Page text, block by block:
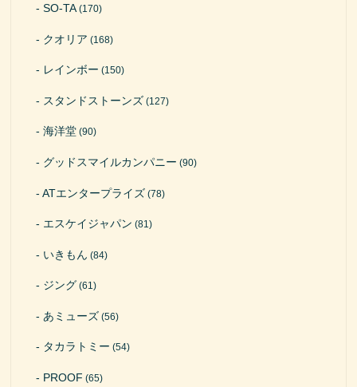
SO-TA(170)
クオリア (168)
レインボー (150)
スタンドストーンズ (127)
海洋堂 (90)
グッドスマイルカンパニー (90)
ATエンタープライズ (78)
エスケイジャパン (81)
いきもん (84)
ジング (61)
あミューズ (56)
タカラトミー (54)
PROOF (65)